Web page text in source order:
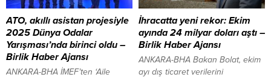
Filipinler Sismoloji Ajansı, özellikle
ülkenin orta ve güney
kesimlerinde yaşayan kıyı halkına
yüksek kesimlere çıkmaları
çağrısında bulundu.
Vatandaşlara artçı sarsıntılara
çeyreğinden sonra iç talep ve
üretimdeki azalış ile büyümede
yavaşlama ortaya çıkaracaktır.
Bunun enflasyonun düşmesine
katkı sağlayıp sağlamayacağı...
ATO, akıllı asistan projesiyle
2025 Dünya Odalar
Yarışması’nda birinci oldu –
Birlik Haber Ajansı
ANKARA-BHA İMEF’ten ‘Aile
İhracatta yeni rekor: Ekim
ayında 24 milyar doları aştı –
Birlik Haber Ajansı
ANKARA-BHA Bakan Bolat, ekim
ayı dış ticaret verilerini